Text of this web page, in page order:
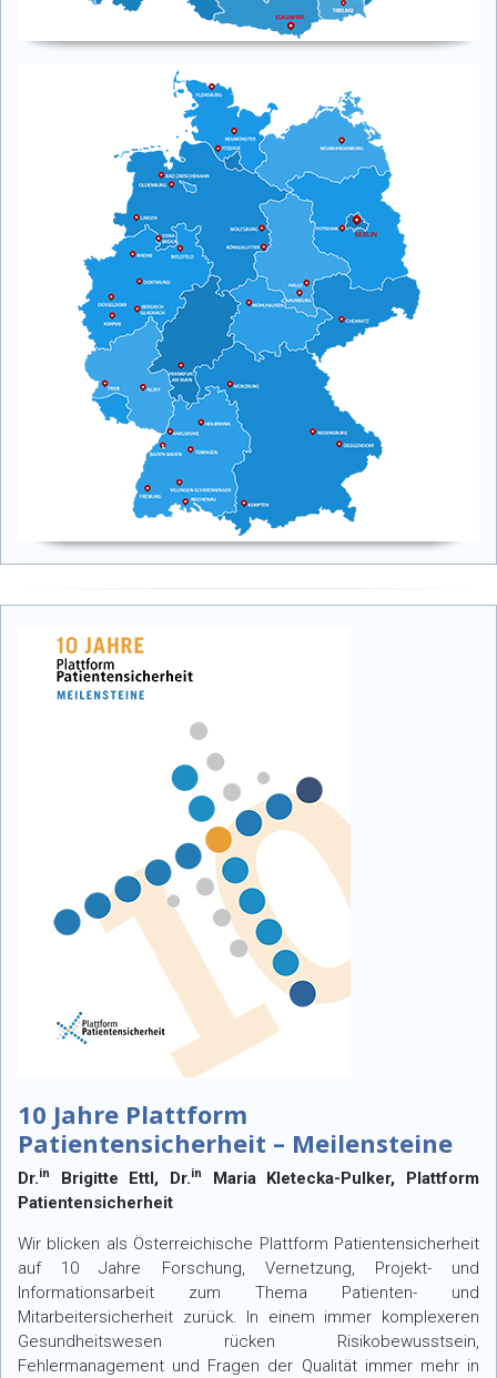
10 Jahre Plattform
Patientensicherheit – Meilensteine
Dr.in Brigitte Ettl, Dr.in
Maria Kletecka-Pulker, Plattform
Patientensicherheit
Wir blicken als Österreichische Plattform Patientensicherheit
auf 10 Jahre Forschung, Vernetzung, Projekt- und
Informationsarbeit zum Thema Patienten- und
Mitarbeitersicherheit zurück. In einem immer komplexeren
Gesundheitswesen rücken Risikobewusstsein,
Fehlermanagement und Fragen der Qualität immer mehr in